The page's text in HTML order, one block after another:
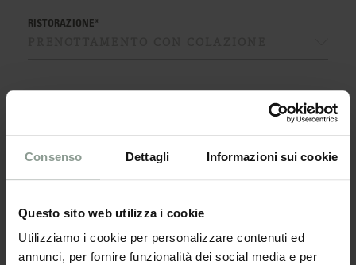
Consenso Dettagli Informazioni sui cookie
Questo sito web utilizza i cookie
Utilizziamo i cookie per personalizzare contenuti ed
annunci, per fornire funzionalità dei social media e per
RISTORAZIONE*